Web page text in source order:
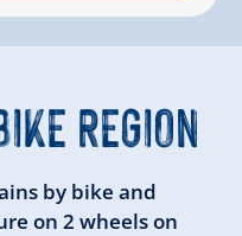
REGION
by bike and
on 2 wheels on